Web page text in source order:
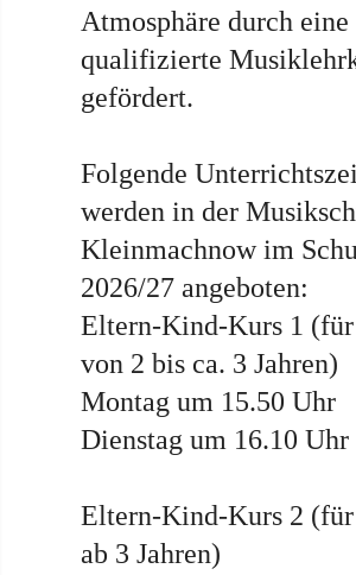
Atmosphäre durch eine
qualifizierte
gefördert.
Folgende
werden in der
Kleinmachnow im
2026/27 angeboten:
Eltern-Kind-Kurs 1
von 2 bis ca. 3 Jahren)
Montag um 15.50 Uhr
Dienstag um 16.10 Uhr
Eltern-Kind-Kurs 2
ab 3 Jahren)